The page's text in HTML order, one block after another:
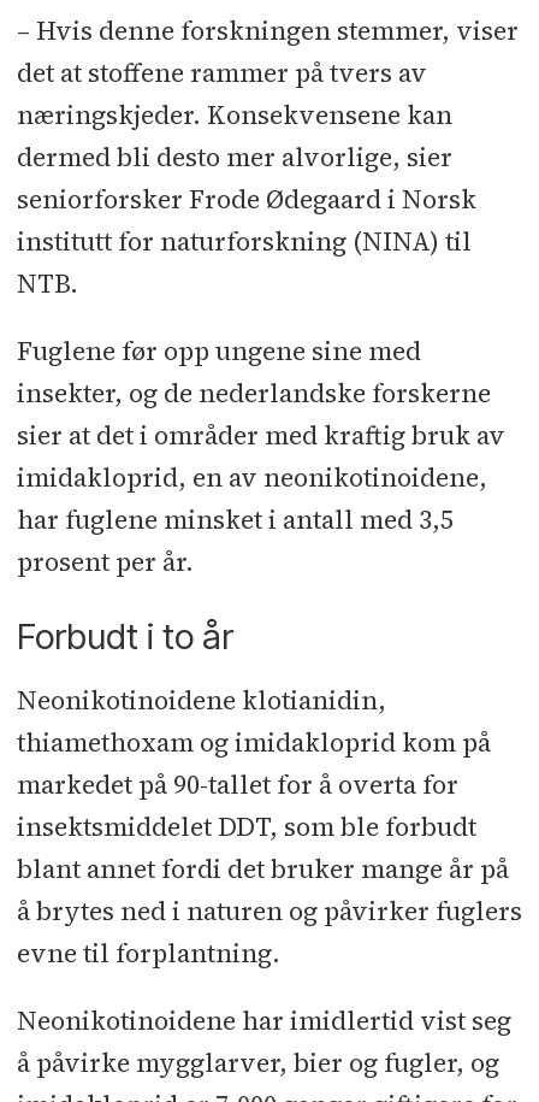
– Hvis denne forskningen stemmer, viser
det at stoffene rammer på tvers av
næringskjeder. Konsekvensene kan
dermed bli desto mer alvorlige, sier
seniorforsker Frode Ødegaard i Norsk
institutt for naturforskning (NINA) til
NTB.
Fuglene før opp ungene sine med
insekter, og de nederlandske forskerne
sier at det i områder med kraftig bruk av
imidakloprid, en av neonikotinoidene,
har fuglene minsket i antall med 3,5
prosent per år.
Forbudt i to år
Neonikotinoidene klotianidin,
thiamethoxam og imidakloprid kom på
markedet på 90-tallet for å overta for
insektsmiddelet DDT, som ble forbudt
blant annet fordi det bruker mange år på
å brytes ned i naturen og påvirker fuglers
evne til forplantning.
Neonikotinoidene har imidlertid vist seg
å påvirke mygglarver, bier og fugler, og